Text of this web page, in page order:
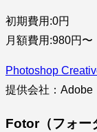
初期費用:0円
月額費用:980円〜
Photoshop
提供会社：Adobe
Fotor（フォー